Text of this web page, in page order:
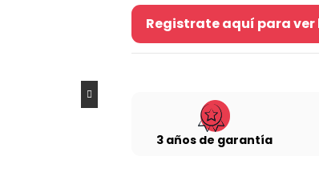
Registrate aquí para ver
3 años de garantía